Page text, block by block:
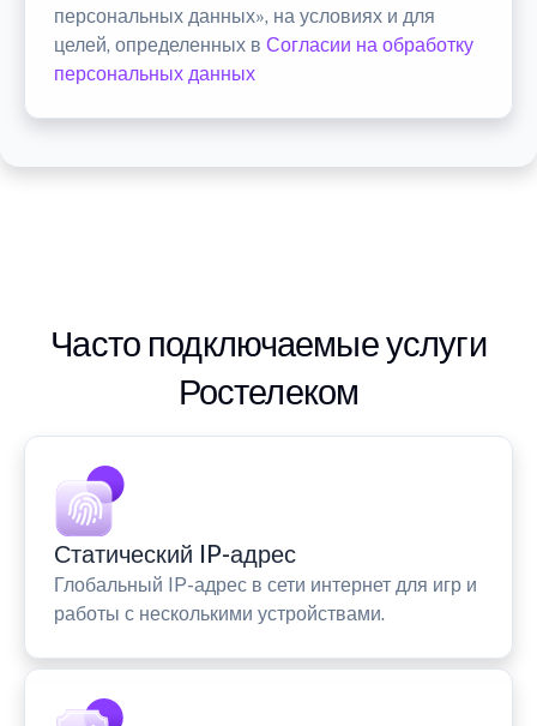
персональных данных», на условиях и для
целей, определенных в Согласии на обработку
персональных данных
Часто подключаемые услуги
Ростелеком
Статический IP-адрес
Глобальный IP-адрес в сети интернет для игр и
работы с несколькими устройствами.